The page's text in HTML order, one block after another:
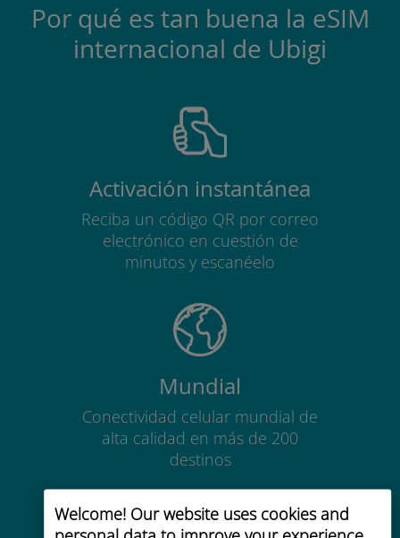
Welcome! Our website uses cookies and
Por qué es tan buena la eSIM
internacional de Ubigi
Activación instantánea
Reciba un código QR por correo
electrónico en cuestión de
minutos y escanéelo
Mundial
Conectividad celular mundial de
alta calidad en más de 200
destinos